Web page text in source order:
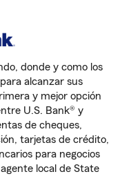
donde y como los
alcanzar sus
y mejor opción
U.S. Bank® y
de cheques,
tarjetas de crédito,
para negocios
local de State